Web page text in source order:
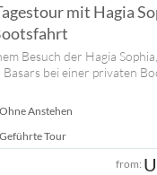
mit Hagia
Besuch der Hagia
bei einer privaten
Ohne Anstehen
Geführte Tour
from: